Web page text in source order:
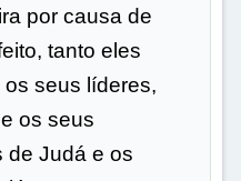
por causa de
tanto eles
seus líderes,
os seus
de Judá e os